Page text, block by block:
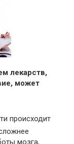
лекарств,
может
происходит
мозга,